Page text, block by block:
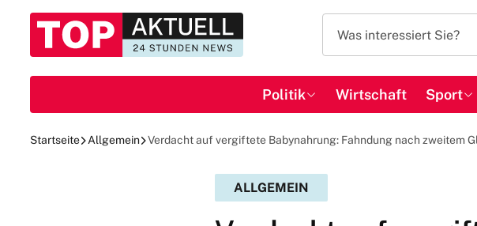
Politik Wirtschaft Sport
Startseite Allgemein Verdacht auf vergiftete Babynahrung: Fahndung nach zweitem
ALLGEMEIN